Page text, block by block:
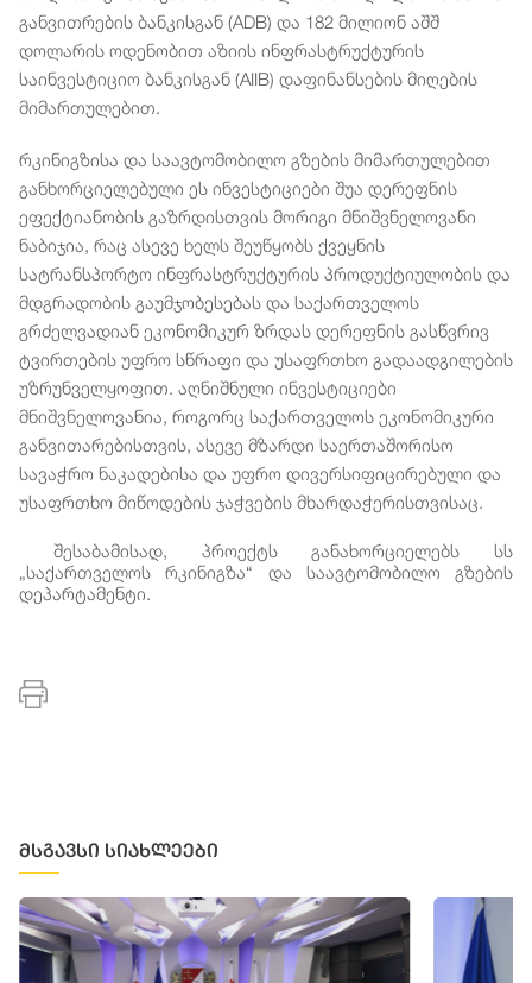
განვითრების ბანკისგან (ADB) და 182 მილიონ აშშ
დოლარის ოდენობით აზიის ინფრასტრუქტურის
საინვესტიციო ბანკისგან (AIIB) დაფინანსების მიღების
მიმართულებით.
რკინიგზისა და საავტომობილო გზების მიმართულებით
განხორციელებული ეს ინვესტიციები შუა დერეფნის
ეფექტიანობის გაზრდისთვის მორიგი მნიშვნელოვანი
ნაბიჯია, რაც ასევე ხელს შეუწყობს ქვეყნის
სატრანსპორტო ინფრასტრუქტურის პროდუქტიულობის და
მდგრადობის გაუმჯობესებას და საქართველოს
გრძელვადიან ეკონომიკურ ზრდას დერეფნის გასწვრივ
ტვირთების უფრო სწრაფი და უსაფრთხო გადაადგილების
უზრუნველყოფით. აღნიშნული ინვესტიციები
მნიშვნელოვანია, როგორც საქართველოს ეკონომიკური
განვითარებისთვის, ასევე მზარდი საერთაშორისო
სავაჭრო ნაკადებისა და უფრო დივერსიფიცირებული და
უსაფრთხო მიწოდების ჯაჭვების მხარდაჭერისთვისაც.
შესაბამისად, პროექტს განახორციელებს სს
„საქართველოს რკინიგზა“ და საავტომობილო გზების
დეპარტამენტი.
მსგავსი სიახლეები